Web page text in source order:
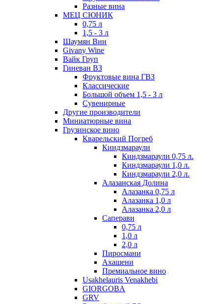
Разные вина
МЕЦ СЮНИК
0,75 л
1,5 - 3 л
Шаумян Вин
Givany Wine
Вайк Груп
Гиневан ВЗ
Фруктовые вина ГВЗ
Классические
Большой объем 1,5 - 3 л
Сувенирные
Другие производители
Миниатюрные вина
Грузинское вино
Кварельский Погреб
Киндзмараули
Киндзмараули 0,75 л.
Киндзмараули 1,0 л.
Киндзмараули 2,0 л.
Алазанская Долина
Алазанка 0,75 л
Алазанка 1,0 л
Алазанка 2,0 л
Саперави
0,75 л
1,0 л
2,0 л
Пиросмани
Ахашени
Премиальное вино
Usakhelauris Venakhebi
GIORGOBA
GRV